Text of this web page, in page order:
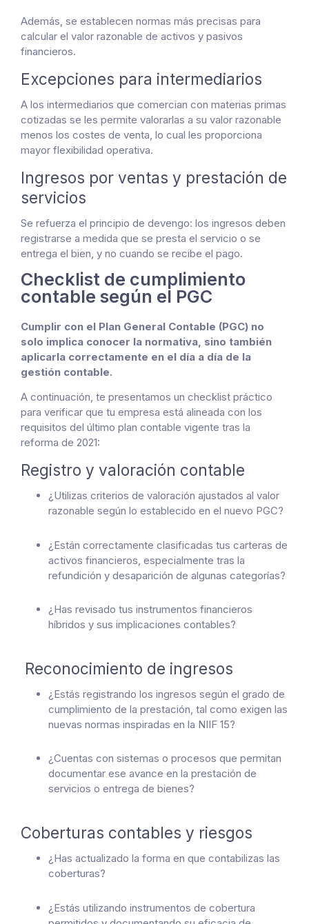
Además, se establecen normas más precisas para
calcular el valor razonable de activos y pasivos
financieros.
Excepciones para intermediarios
A los intermediarios que comercian con materias primas
cotizadas se les permite valorarlas a su valor razonable
menos los costes de venta, lo cual les proporciona
mayor flexibilidad operativa.
Ingresos por ventas y prestación de
servicios
Se refuerza el principio de devengo: los ingresos deben
registrarse a medida que se presta el servicio o se
entrega el bien, y no cuando se recibe el pago.
Checklist de cumplimiento
contable según el PGC
Cumplir con el Plan General Contable (PGC) no
solo implica conocer la normativa, sino también
aplicarla correctamente en el día a día de la
gestión contable.
A continuación, te presentamos un checklist práctico
para verificar que tu empresa está alineada con los
requisitos del último plan contable vigente tras la
reforma de 2021:
Registro y valoración contable
¿Utilizas criterios de valoración ajustados al valor
razonable según lo establecido en el nuevo PGC?
¿Están correctamente clasificadas tus carteras de
activos financieros, especialmente tras la
refundición y desaparición de algunas categorías?
¿Has revisado tus instrumentos financieros
híbridos y sus implicaciones contables?
Reconocimiento de ingresos
¿Estás registrando los ingresos según el grado de
cumplimiento de la prestación, tal como exigen las
nuevas normas inspiradas en la NIIF 15?
¿Cuentas con sistemas o procesos que permitan
documentar ese avance en la prestación de
servicios o entrega de bienes?
Coberturas contables y riesgos
¿Has actualizado la forma en que contabilizas las
coberturas?
¿Estás utilizando instrumentos de cobertura